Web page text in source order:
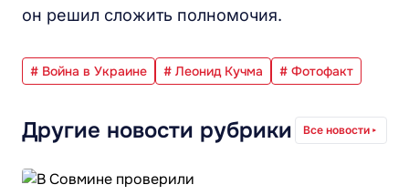
он решил сложить полномочия.
# Война в Украине # Леонид Кучма # Фотофакт
Другие новости рубрики Все новости